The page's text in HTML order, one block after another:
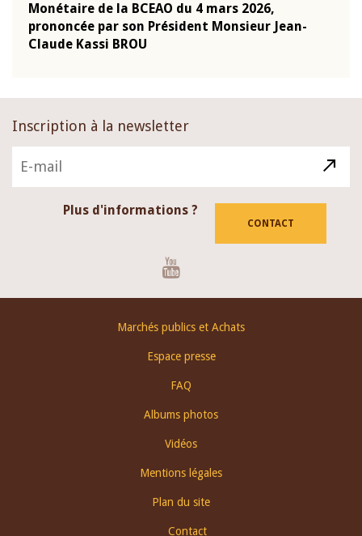
Monétaire de la BCEAO du 4 mars 2026,
prononcée par son Président Monsieur Jean-
Claude Kassi BROU
Inscription à la newsletter
Plus d'informations ?
CONTACT
Marchés publics et Achats
Espace presse
FAQ
Albums photos
Vidéos
Mentions légales
Plan du site
Contact